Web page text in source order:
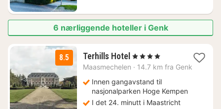
6 nærliggende hoteller i Genk
8.5 Terhills Hotel 1
natt
1411
kr.
, 4 Stjerner
Maasmechelen · 14.7 km fra Genk
Innen gangavstand til
nasjonalparken Hoge Kempen
I det 24. minutt i Maastricht